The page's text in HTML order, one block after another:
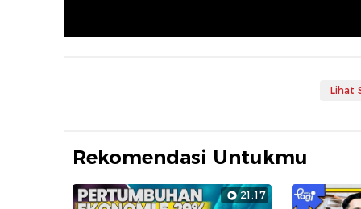
Lihat
Rekomendasi Untukmu
21:17